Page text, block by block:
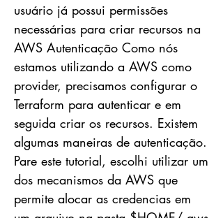
usuário já possui permissões
necessárias para criar recursos na
AWS Autenticação Como nós
estamos utilizando a AWS como
provider, precisamos configurar o
Terraform para autenticar e em
seguida criar os recursos. Existem
algumas maneiras de autenticação.
Pare este tutorial, escolhi utilizar um
dos mecanismos da AWS que
permite alocar as credencias em